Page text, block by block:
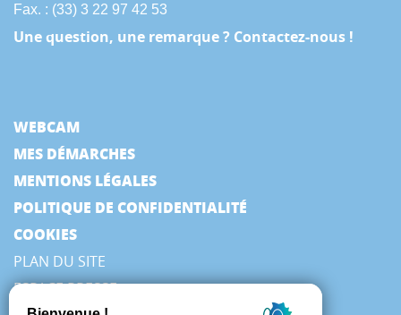
Fax. : (33) 3 22 97 42 53
Une question, une remarque ? Contactez-nous !
WEBCAM
MES DÉMARCHES
MENTIONS LÉGALES
POLITIQUE DE CONFIDENTIALITÉ
COOKIES
PLAN DU SITE
ESPACE PRESSE